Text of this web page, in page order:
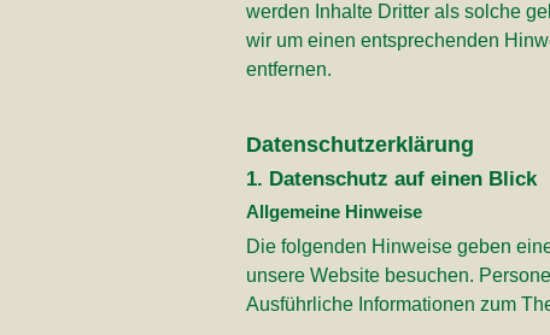
werden Inhalte Dritter als solche
wir um einen entsprechenden
entfernen.
Datenschutzerklärung
1. Datenschutz auf einen Blick
Allgemeine Hinweise
Die folgenden Hinweise geben
unsere Website besuchen.
Ausführliche Informationen zum